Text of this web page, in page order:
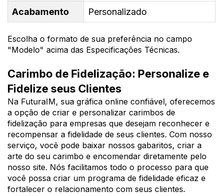
Acabamento Personalizado
Escolha o formato de sua preferência no campo
"Modelo" acima das Especificações Técnicas.
Carimbo de Fidelização: Personalize e
Fidelize seus Clientes
Na FuturaIM, sua gráfica online confiável, oferecemos
a opção de criar e personalizar carimbos de
fidelização para empresas que desejam reconhecer e
recompensar a fidelidade de seus clientes. Com nosso
serviço, você pode baixar nossos gabaritos, criar a
arte do seu carimbo e encomendar diretamente pelo
nosso site. Nós facilitamos todo o processo para que
você possa criar um programa de fidelidade eficaz e
fortalecer o relacionamento com seus clientes.